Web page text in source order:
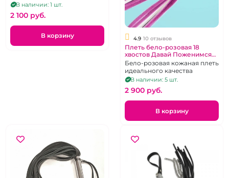
В наличии: 1 шт.
2 100 pуб.
В корзину 4.9 10 отзывов
Плеть бело-розовая 18
хвостов Давай Поженимся
"ИнтимХаус"
Бело-розовая кожаная плеть
идеального качества
В наличии: 5 шт.
2 900 pуб.
В корзину